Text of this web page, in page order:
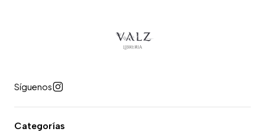
Síguenos
Categorías